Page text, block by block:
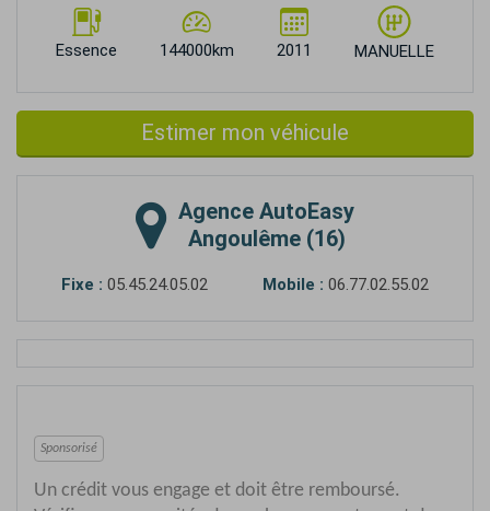
Essence 144000km 2011 MANUELLE
Estimer mon véhicule
Agence AutoEasy
Angoulême (16)
Fixe : 05.45.24.05.02 Mobile : 06.77.02.55.02